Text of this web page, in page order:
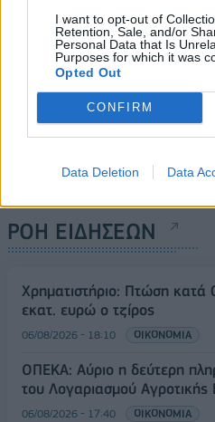
I want to opt-out of
Retention, Sale, and/or
Personal Data that Is
Purposes for which it was
Opted Out
CONFIRM
Data Deletion Data
ΡΟΗ ΕΙΔΗΣΕΩΝ
Χρηματιστήριο: Πτώση
εκατ. ευρώ ο τζίρος
06/08/2026 - 18:10 ΟΙΚΟΝΟΜΙΑ
ΟΠΕΚΑ: Αύριο η δεύτερη
του Λογαριασμού Αγροτικής
06/08/2026 - 17:40 ΟΙΚΟΝΟΜΙΑ